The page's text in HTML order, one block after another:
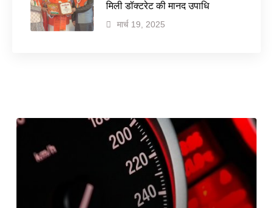
मिली डॉक्टरेट की मानद उपाधि
मार्च 19, 2025